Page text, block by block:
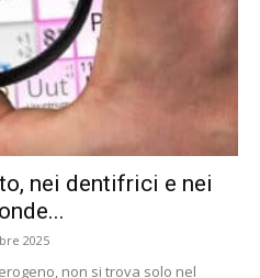
nei dentifrici e nei
2025
non si trova solo nel